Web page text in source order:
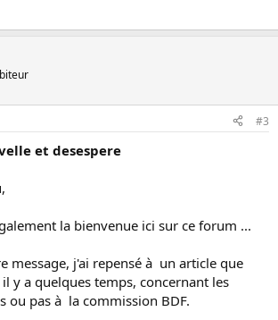
#3
et desespere
la bienvenue ici sur ce forum ...
message, j'ai repensé à un article que
y a quelques temps, concernant les
ou pas à la commission BDF.